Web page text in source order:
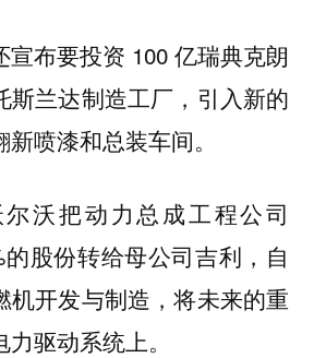
宣布要投资 100 亿瑞典克朗
斯兰达制造工厂，引入新的
喷漆和总装车间。
沃把动力总成工程公司
的股份转给母公司吉利，自
机开发与制造，将未来的重
驱动系统上。